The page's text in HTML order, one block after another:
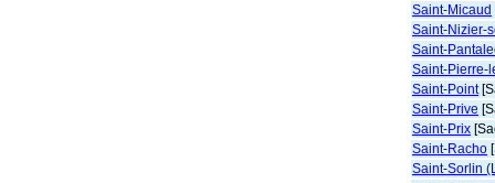
Saint-Micaud
Saint-Nizier-
Saint-
Saint-Pierre-
Saint-Point
Saint-Prive
Saint-Prix
Saint-Racho
Saint-Sorlin